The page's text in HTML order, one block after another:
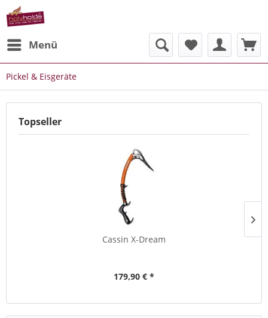
Menü
Pickel & Eisgeräte
Topseller
Cassin X-Dream
179,90 € *